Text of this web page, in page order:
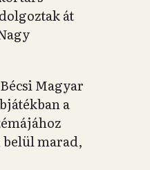
át
Magyar
a
belül marad,